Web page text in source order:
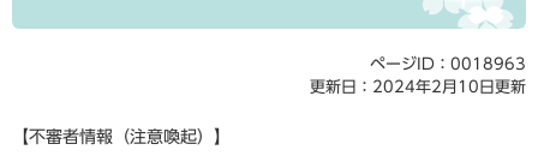
ページID：0018963
更新日：2024年2月10日更新
【不審者情報（注意喚起）】